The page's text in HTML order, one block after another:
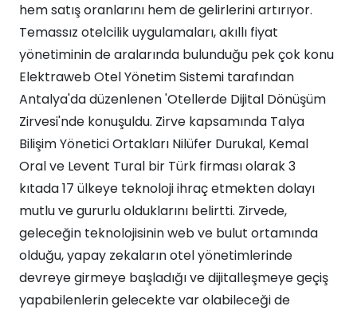
hem satış oranlarını hem de gelirlerini artırıyor.
Temassız otelcilik uygulamaları, akıllı fiyat
yönetiminin de aralarında bulunduğu pek çok konu
Elektraweb Otel Yönetim Sistemi tarafından
Antalya'da düzenlenen 'Otellerde Dijital Dönüşüm
Zirvesi'nde konuşuldu. Zirve kapsamında Talya
Bilişim Yönetici Ortakları Nilüfer Durukal, Kemal
Oral ve Levent Tural bir Türk firması olarak 3
kıtada 17 ülkeye teknoloji ihraç etmekten dolayı
mutlu ve gururlu olduklarını belirtti. Zirvede,
geleceğin teknolojisinin web ve bulut ortamında
olduğu, yapay zekaların otel yönetimlerinde
devreye girmeye başladığı ve dijitalleşmeye geçiş
yapabilenlerin gelecekte var olabileceği de